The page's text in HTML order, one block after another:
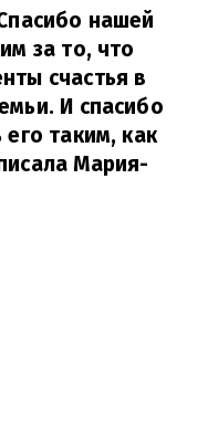
нашей
за то, что
счастья в
И спасибо
таким, как
Мария-